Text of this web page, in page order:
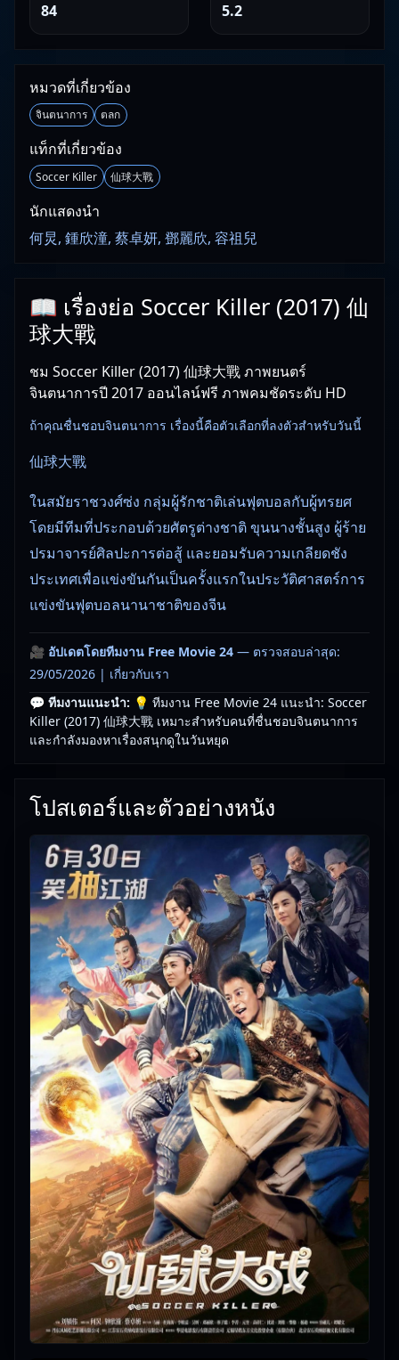
84 5.2
หมวดที่เกี่ยวข้อง
จินตนาการ ตลก
แท็กที่เกี่ยวข้อง
Soccer Killer 仙球大戰
นักแสดงนำ
何炅, 鍾欣潼, 蔡卓妍, 鄧麗欣, 容祖兒
📖 เรื่องย่อ Soccer Killer (2017) 仙
球大戰
ชม Soccer Killer (2017) 仙球大戰 ภาพยนตร์
จินตนาการปี 2017 ออนไลน์ฟรี ภาพคมชัดระดับ HD
ถ้าคุณชื่นชอบจินตนาการ เรื่องนี้คือตัวเลือกที่ลงตัวสำหรับวันนี้
仙球大戰
ในสมัยราชวงศ์ซ่ง กลุ่มผู้รักชาติเล่นฟุตบอลกับผู้ทรยศ
โดยมีทีมที่ประกอบด้วยศัตรูต่างชาติ ขุนนางชั้นสูง ผู้ร้าย
ปรมาจารย์ศิลปะการต่อสู้ และยอมรับความเกลียดชัง
ประเทศเพื่อแข่งขันกันเป็นครั้งแรกในประวัติศาสตร์การ
แข่งขันฟุตบอลนานาชาติของจีน
🎥 อัปเดตโดยทีมงาน Free Movie 24 — ตรวจสอบล่าสุด:
29/05/2026 | เกี่ยวกับเรา
💬 ทีมงานแนะนำ: 💡 ทีมงาน Free Movie 24 แนะนำ: Soccer
Killer (2017) 仙球大戰 เหมาะสำหรับคนที่ชื่นชอบจินตนาการ
และกำลังมองหาเรื่องสนุกดูในวันหยุด
โปสเตอร์และตัวอย่างหนัง